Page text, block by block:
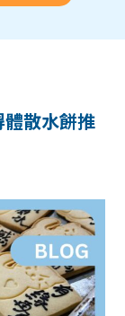
體散水餅推